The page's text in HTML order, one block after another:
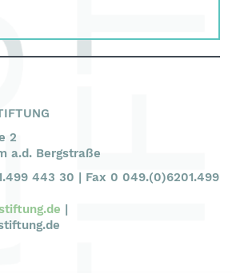
2
a.d. Bergstraße
443 30 | Fax 0 049.(0)6201.499
|